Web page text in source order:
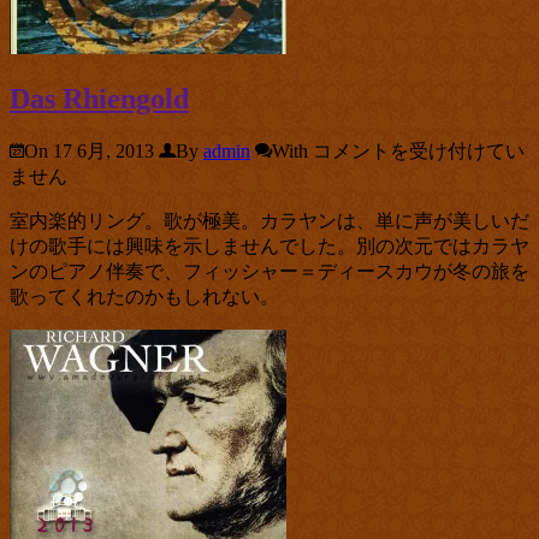
Das Rhiengold
On 17 6月, 2013 By admin With Das
コメントを受け付けてい
ません
室内楽的リング。歌が極美。カラヤンは、単に声が美しいだ
けの歌手には興味を示しませんでした。別の次元ではカラヤ
ンのピアノ伴奏で、フィッシャー＝ディースカウが冬の旅を
歌ってくれたのかもしれない。